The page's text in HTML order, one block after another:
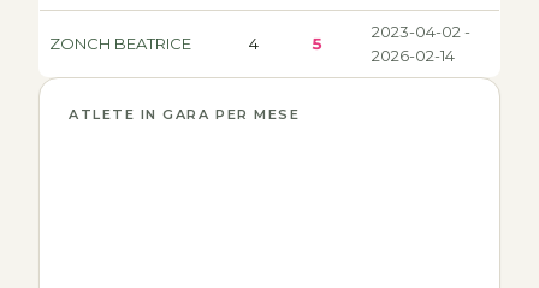
ZONCH BEATRICE 4 5
2023-04-02 -
2026-02-14
ATLETE IN GARA PER MESE